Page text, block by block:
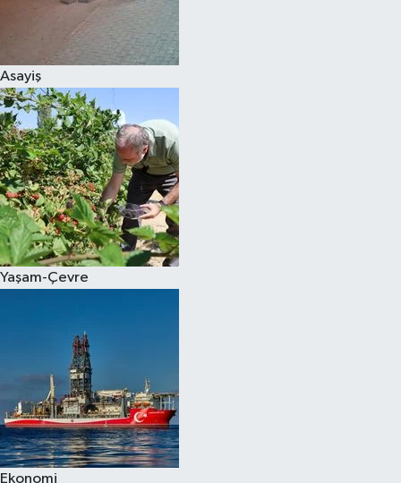
Asayiş
Yaşam-Çevre
Ekonomi
Spor
Çocuk
Eğitim
Hava Durumu
Kadın
Kültür Sanat
Sağlık
Siyaset